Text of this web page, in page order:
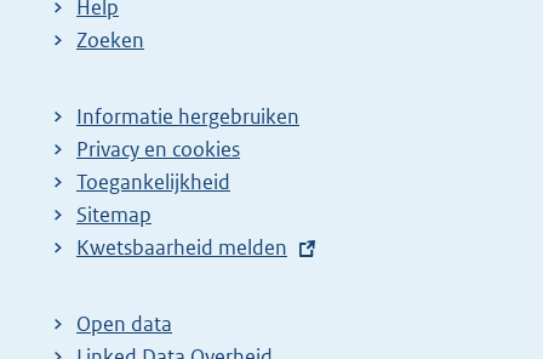
Help
Zoeken
Informatie hergebruiken
Privacy en cookies
Toegankelijkheid
Sitemap
E
t
e
Kwetsbaarheid melden
Open data